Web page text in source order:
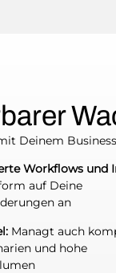
Deinem
Workflows und
auf Deine
an
Managt auch
und hohe